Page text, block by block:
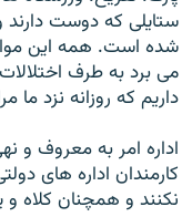
ستایلی که دوست دارند
شده است. همه این
می برد به طرف اختلالات
داریم که روزانه نزد ما
اداره امر به معروف و
کارمندان اداره های
نکنند و همچنان کلاه و